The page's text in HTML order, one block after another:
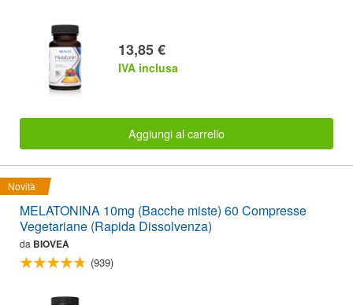
13,85 €
IVA inclusa
Aggiungi al carrello
Novità
MELATONINA 10mg (Bacche miste) 60 Compresse
Vegetariane (Rapida Dissolvenza)
da BIOVEA
(939)